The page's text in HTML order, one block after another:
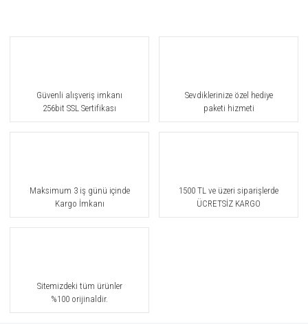
Güvenli alışveriş imkanı
256bit SSL Sertifikası
Sevdiklerinize özel hediye
paketi hizmeti
Maksimum 3 iş günü içinde
Kargo İmkanı
1500 TL ve üzeri siparişlerde
ÜCRETSİZ KARGO
Sitemizdeki tüm ürünler
%100 orijinaldir.